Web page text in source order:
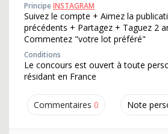
Commentaires 0 Note
PrincipeINSTAGRAM
Suivez le compte + Aimez la
précédents + Partagez + Taguez 2
Commentez "votre lot préféré"
Conditions
Le concours est ouvert à toute
résidant en France